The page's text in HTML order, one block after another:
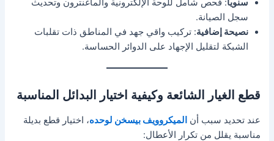
سنوياً: فحص شامل للوحة الإلكترونية والماغنترون وتحديث
سجل الصيانة.
نصيحة إضافية: تركيب واقي جهد في المناطق ذات تقلبات
الشبكة لتقليل الإجهاد على الدوائر الحساسة.
قطع الغيار الشائعة وكيفية اختيار البدائل المناسبة
عند تحديد سبب أن الميكروويف بيسخن لوحده، اختيار قطع بديلة
مناسبة يقلل من تكرار الأعطال: